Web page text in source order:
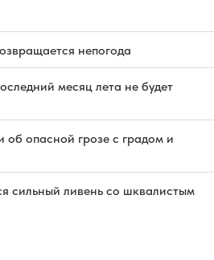
непогода
месяц лета не будет
об опасной грозе с градом и
сильный ливень со шквалистым